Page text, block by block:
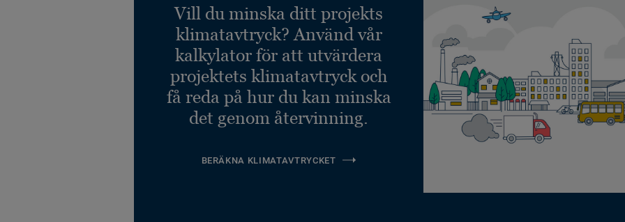
Vill du minska ditt projekts
klimatavtryck? Använd vår
kalkylator för att utvärdera
projektets klimatavtryck och
få reda på hur du kan minska
det genom återvinning.
BERÄKNA KLIMATAVTRYCKET